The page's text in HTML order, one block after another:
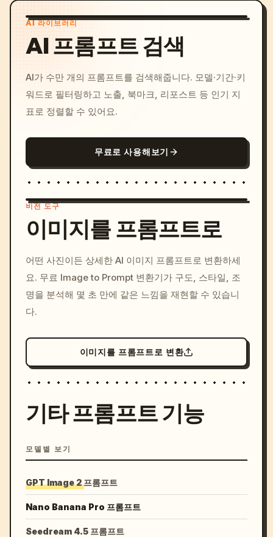
AI 라이브러리
AI 프롬프트 검색
AI가 수만 개의 프롬프트를 검색해줍니다. 모델·기간·키
워드로 필터링하고 노출, 북마크, 리포스트 등 인기 지
표로 정렬할 수 있어요.
무료로 사용해보기
c, cyberpunk sunset, neon
colors, 8k --v 6.0
비전 도구
이미지를 프롬프트로
어떤 사진이든 상세한 AI 이미지 프롬프트로 변환하세
요. 무료 Image to Prompt 변환기가 구도, 스타일, 조
명을 분석해 몇 초 만에 같은 느낌을 재현할 수 있습니
다.
이미지를 프롬프트로 변환
기타 프롬프트 기능
모델별 보기
GPT Image 2 프롬프트
Nano Banana Pro 프롬프트
Seedream 4.5 프롬프트